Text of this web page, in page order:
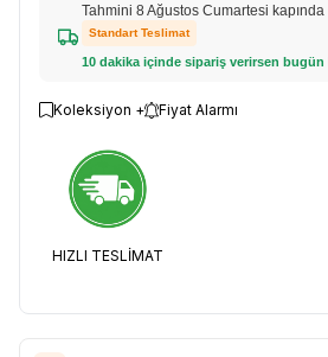
Tahmini 8 Ağustos Cumartesi kapında
Standart Teslimat
10 dakika içinde sipariş verirsen bugün
Koleksiyon + Fiyat Alarmı
HIZLI TESLİMAT